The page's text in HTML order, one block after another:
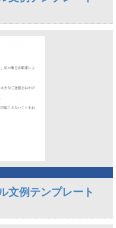
文例テンプレート